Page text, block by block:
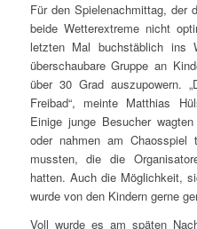
Für den Spielenachmittag, der
beide Wetterextreme nicht
letzten Mal buchstäblich ins
überschaubare Gruppe an
über 30 Grad auszupowern.
Freibad“, meinte Matthias
Einige junge Besucher
oder nahmen am
mussten, die die
hatten. Auch die Möglichkeit,
wurde von den Kindern gerne
Voll wurde es am späten